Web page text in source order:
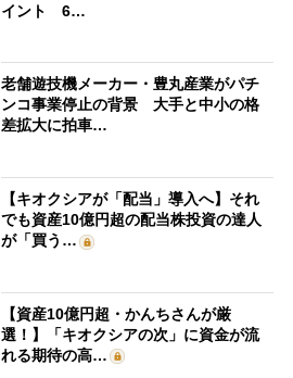
イント 6…
老舗遊技機メーカー・豊丸産業がパチ
ンコ事業停止の背景 大手と中小の格
差拡大に拍車…
【キオクシアが「配当」導入へ】それ
でも資産10億円超の配当株投資の達人
が「買う…
【資産10億円超・かんちさんが厳
選！】「キオクシアの次」に資金が流
れる期待の高…